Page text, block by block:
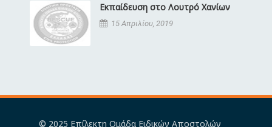
Εκπαίδευση στο Λουτρό Χανίων
15 Απριλίου, 2019
© 2025 Επίλεκτη Ομάδα Ειδικών Αποστολών